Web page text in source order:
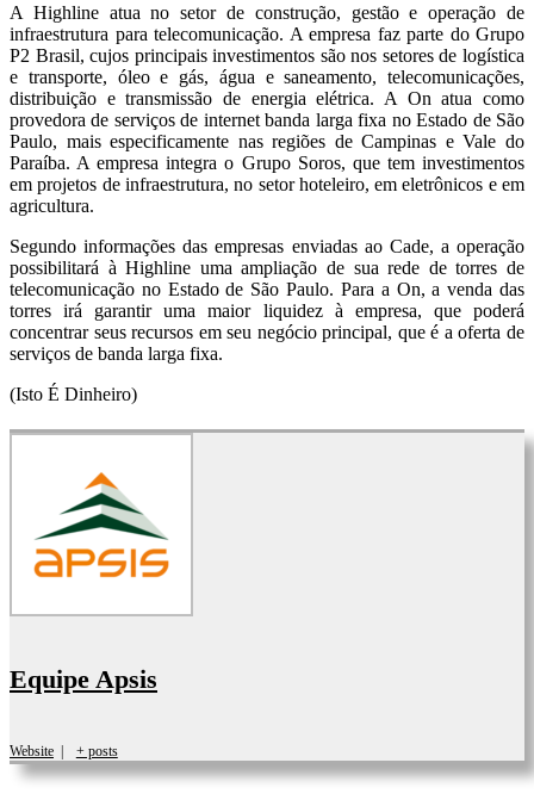
A Highline atua no setor de construção, gestão e operação de
infraestrutura para telecomunicação. A empresa faz parte do Grupo
P2 Brasil, cujos principais investimentos são nos setores de logística
e transporte, óleo e gás, água e saneamento, telecomunicações,
distribuição e transmissão de energia elétrica. A On atua como
provedora de serviços de internet banda larga fixa no Estado de São
Paulo, mais especificamente nas regiões de Campinas e Vale do
Paraíba. A empresa integra o Grupo Soros, que tem investimentos
em projetos de infraestrutura, no setor hoteleiro, em eletrônicos e em
agricultura.
Segundo informações das empresas enviadas ao Cade, a operação
possibilitará à Highline uma ampliação de sua rede de torres de
telecomunicação no Estado de São Paulo. Para a On, a venda das
torres irá garantir uma maior liquidez à empresa, que poderá
concentrar seus recursos em seu negócio principal, que é a oferta de
serviços de banda larga fixa.
(Isto É Dinheiro)
Equipe Apsis
Website + posts